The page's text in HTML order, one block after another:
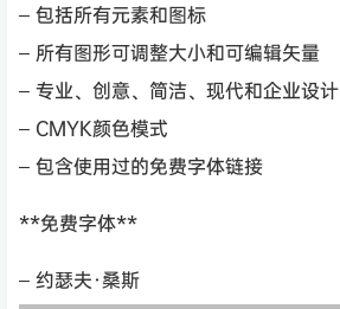
– 包括所有元素和图标
– 所有图形可调整大小和可编辑矢量
– 专业、创意、简洁、现代和企业设计
– CMYK颜色模式
– 包含使用过的免费字体链接
**免费字体**
– 约瑟夫·桑斯